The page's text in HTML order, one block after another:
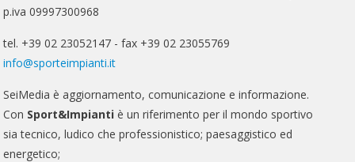
p.iva 09997300968
tel. +39 02 23052147 - fax +39 02 23055769
info@sporteimpianti.it
SeiMedia è aggiornamento, comunicazione e informazione.
Con Sport&Impianti è un riferimento per il mondo sportivo
sia tecnico, ludico che professionistico; paesaggistico ed
energetico;